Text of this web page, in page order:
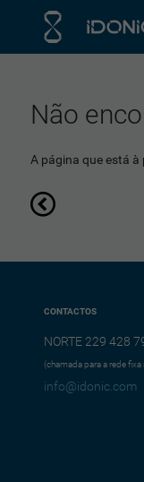
Não
A página que está
CONTACTOS
NORTE 229 428
(chamada para a rede
info@idonic.com